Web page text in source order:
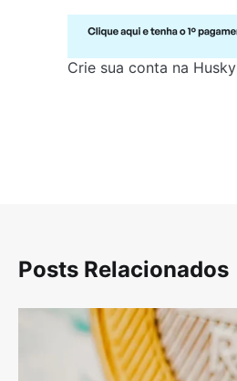
Crie sua conta na Husky
Posts Relacionados